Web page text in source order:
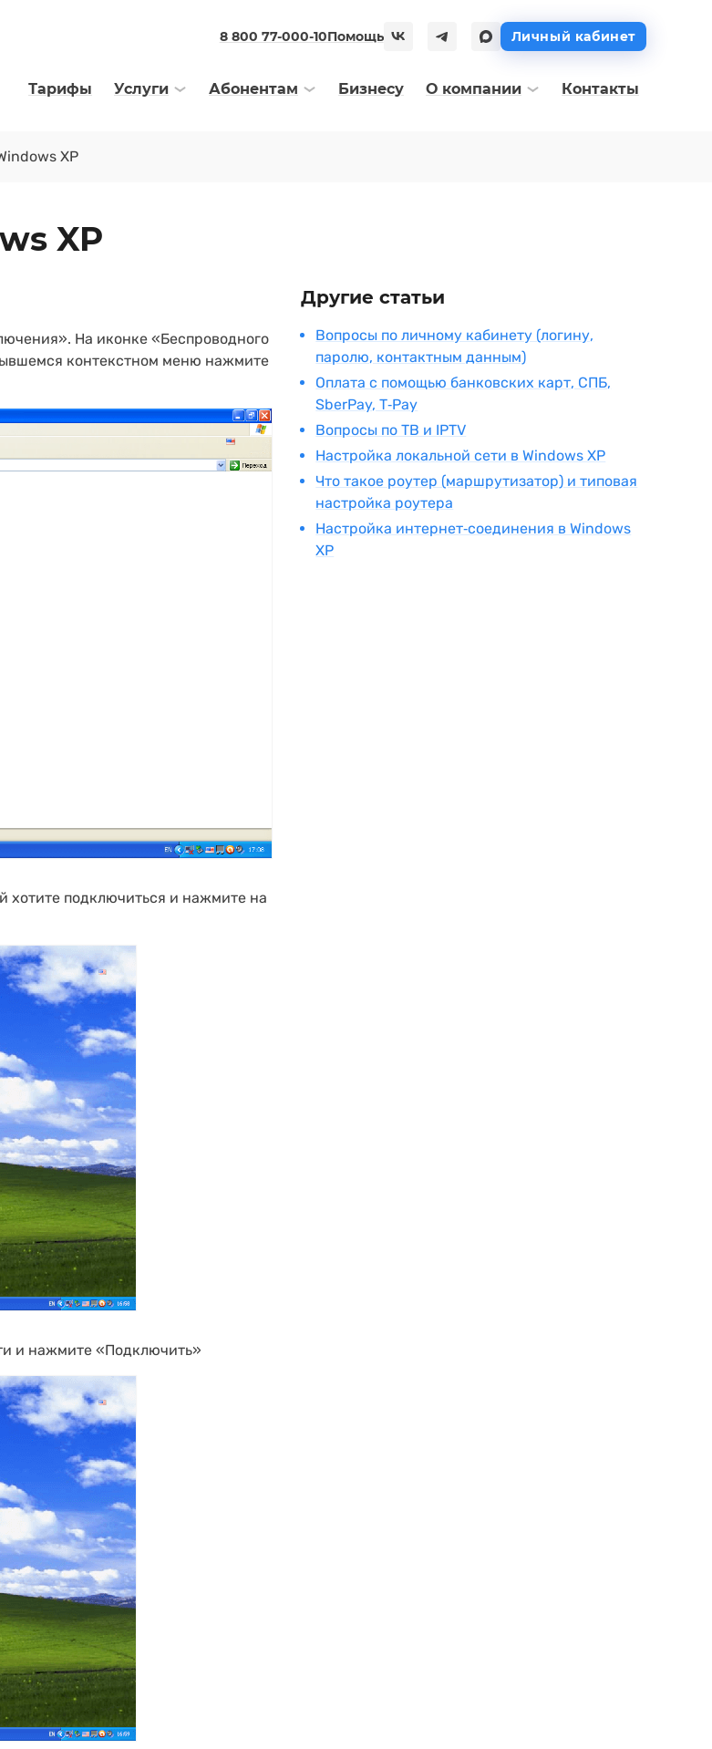
8 800 77-000-10Помощь Личный кабинет
Тарифы Услуги Абонентам Бизнесу О компании Контакты
XP
XP
На иконке «Беспроводного
контекстном меню нажмите
хотите подключиться и нажмите на
и нажмите «Подключить»
Другие статьи
Вопросы по личному кабинету (логину,
паролю, контактным данным)
Оплата с помощью банковских карт, СПБ,
SberPay, T‑Pay
Вопросы по ТВ и IPTV
Настройка локальной сети в Windows XP
Что такое роутер (маршрутизатор) и типовая
настройка роутера
Настройка интернет‑соединения в Windows
XP